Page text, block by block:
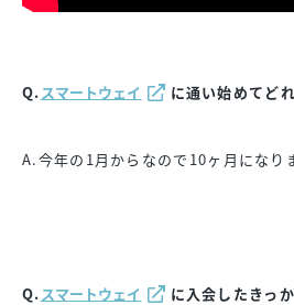
Q.スマートウェイ に通い始めてど
A.今年の1月からなので10ヶ月になり
Q.スマートウェイ に入会したきっ